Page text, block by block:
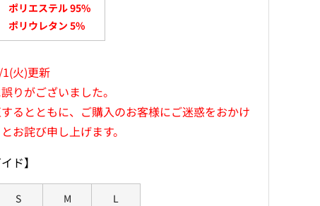
ポリエステル 95%
ポリウレタン 5%
火)更新
りがございました。
るとともに、ご購入のお客様にご迷惑をおかけ
お詫び申し上げます。
ド】
S M L